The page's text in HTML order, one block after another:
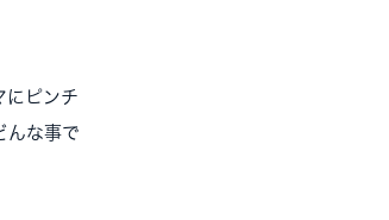
にピンチ
んな事で